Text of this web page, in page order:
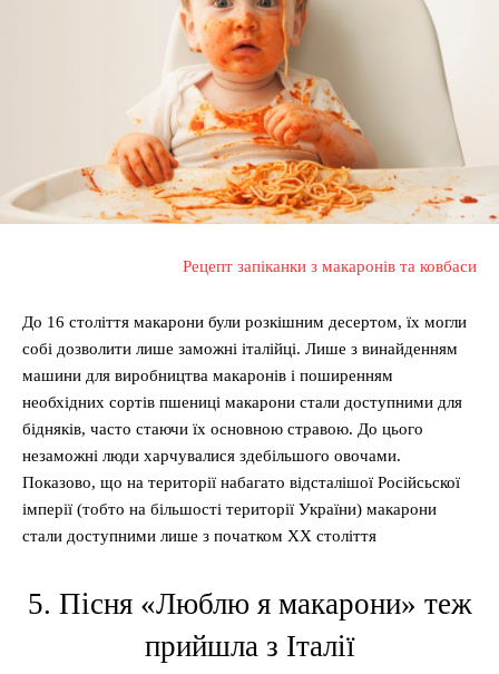
Рецепт запіканки з макаронів та ковбаси
До 16 століття макарони були розкішним десертом, їх могли
собі дозволити лише заможні італійці. Лише з винайденням
машини для виробництва макаронів і поширенням
необхідних сортів пшениці макарони стали доступними для
бідняків, часто стаючи їх основною стравою. До цього
незаможні люди харчувалися здебільшого овочами.
Показово, що на території набагато відсталішої Російсьскої
імперії (тобто на більшості території України) макарони
стали доступними лише з початком XX століття
5. Пісня «Люблю я макарони» теж
прийшла з Італії